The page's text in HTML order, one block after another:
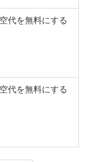
代を無料にする
代を無料にする